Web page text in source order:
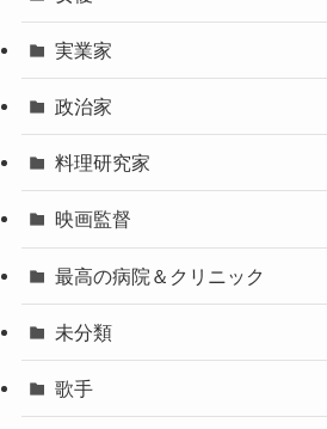
実業家
政治家
料理研究家
映画監督
最高の病院＆クリニック
未分類
歌手